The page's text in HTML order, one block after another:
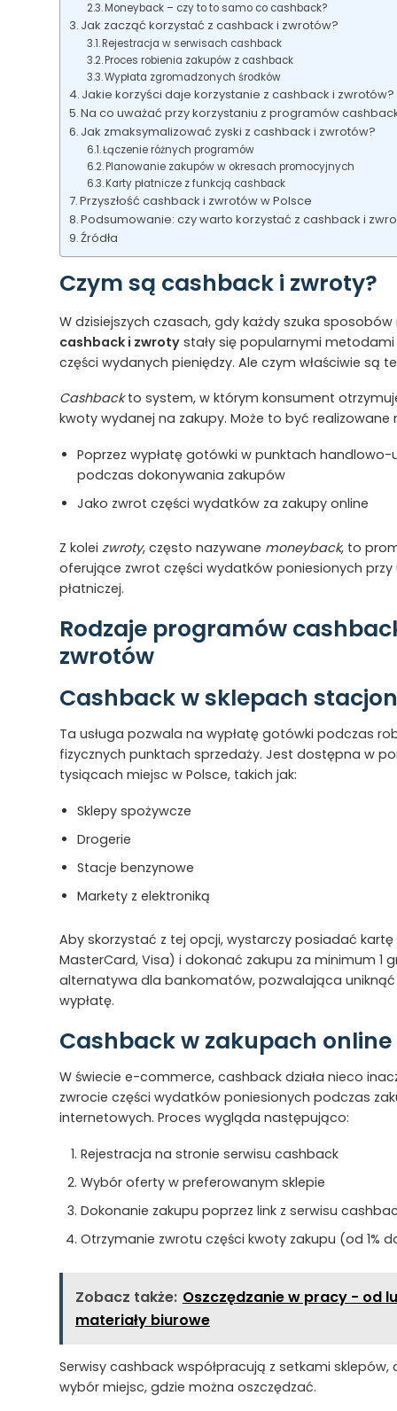
Moneyback – czy to to samo co cashback?
Jak zacząć korzystać z cashback i zwrotów?
Rejestracja w serwisach cashback
Proces robienia zakupów z cashback
Wypłata zgromadzonych środków
Jakie korzyści daje korzystanie z cashback i zwrotów?
Na co uważać przy korzystaniu z programów
Jak zmaksymalizować zyski z cashback i zwrotów?
Łączenie różnych programów
Planowanie zakupów w okresach promocyjnych
Karty płatnicze z funkcją cashback
Przyszłość cashback i zwrotów w Polsce
Podsumowanie: czy warto korzystać z cashback i
Źródła
Czym są cashback i zwroty?
W dzisiejszych czasach, gdy każdy szuka sposobów
cashback i zwrotystały się popularnymi metodami
części wydanych pieniędzy. Ale czym właściwie są
Cashbackto system, w którym konsument
kwoty wydanej na zakupy. Może to być
Poprzez wypłatę gotówki w punktach handlowo-
podczas dokonywania zakupów
Jako zwrot części wydatków za zakupy online
Z kolei zwroty, często nazywane moneyback, to
oferujące zwrot części wydatków poniesionych przy
płatniczej.
Rodzaje programów
zwrotów
Cashback w sklepach
Ta usługa pozwala na wypłatę gotówki podczas
fizycznych punktach sprzedaży. Jest dostępna w
tysiącach miejsc w Polsce, takich jak:
Sklepy spożywcze
Drogerie
Stacje benzynowe
Markety z elektroniką
Aby skorzystać z tej opcji, wystarczy posiadać kartę
MasterCard, Visa) i dokonać zakupu za minimum 1
alternatywa dla bankomatów, pozwalająca uniknąć
wypłatę.
Cashback w zakupach online
W świecie e-commerce, cashback działa nieco
zwrocie części wydatków poniesionych podczas
internetowych. Proces wygląda następująco:
Rejestracja na stronie serwisu cashback
Wybór oferty w preferowanym sklepie
Dokonanie zakupu poprzez link z serwisu
Otrzymanie zwrotu części kwoty zakupu (od 1%
Zobacz także: Oszczędzanie w pracy - od
materiały biurowe
Serwisy cashback współpracują z setkami sklepów,
wybór miejsc, gdzie można oszczędzać.